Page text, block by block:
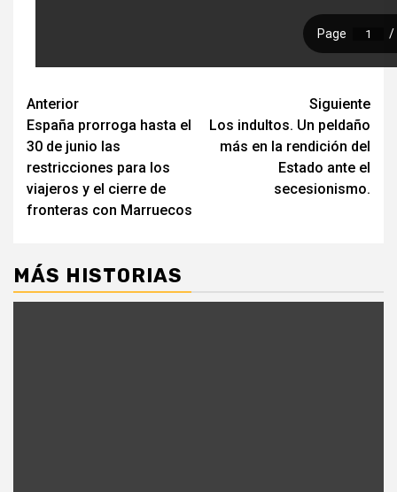
Seguir
leyendo
Anterior
España prorroga hasta el
30 de junio las
restricciones para los
viajeros y el cierre de
fronteras con Marruecos
Siguiente
Los indultos. Un peldaño
más en la rendición del
Estado ante el
secesionismo.
MÁS HISTORIAS